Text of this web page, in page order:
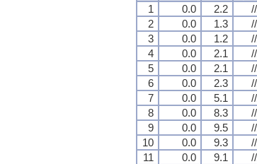
1
0.0 2.2
2
0.0 1.3
3
0.0 1.2
4
0.0 2.1
5
0.0 2.1
6
0.0 2.3
7
0.0 5.1
8
0.0 8.3
9
0.0 9.5
10
0.0 9.3
11
0.0 9.1